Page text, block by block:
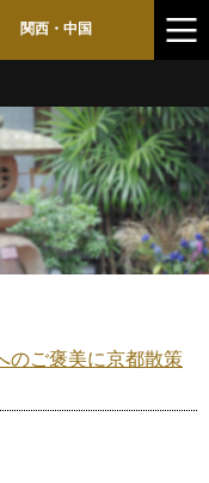
関西・中国
のご褒美に京都散策